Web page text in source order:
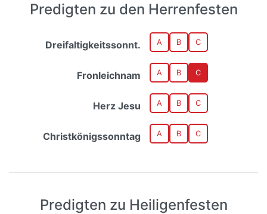
Predigten zu den Herrenfesten
Dreifaltigkeitssonnt. A B C
Fronleichnam A B C
Herz Jesu A B C
Christkönigssonntag A B C
Predigten zu Heiligenfesten